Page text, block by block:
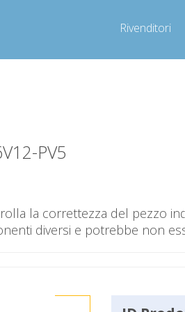
Rivenditori
9-12 / 14-17
PV5
la correttezza del pezzo
diversi e potrebbe non